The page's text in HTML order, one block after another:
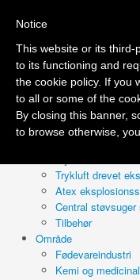
Forside
Firma
Tilbud
Produkter
Professionel våd
Industri 230v
Industri 400v
Trykluft drevet
Atex
Central
Tilbehør
Område
Fødevareindustri
Kemi og
Notice
This website or its third-
to its functioning and
the cookie policy. If you
to all or some of the
By closing this banner,
to browse otherwise,